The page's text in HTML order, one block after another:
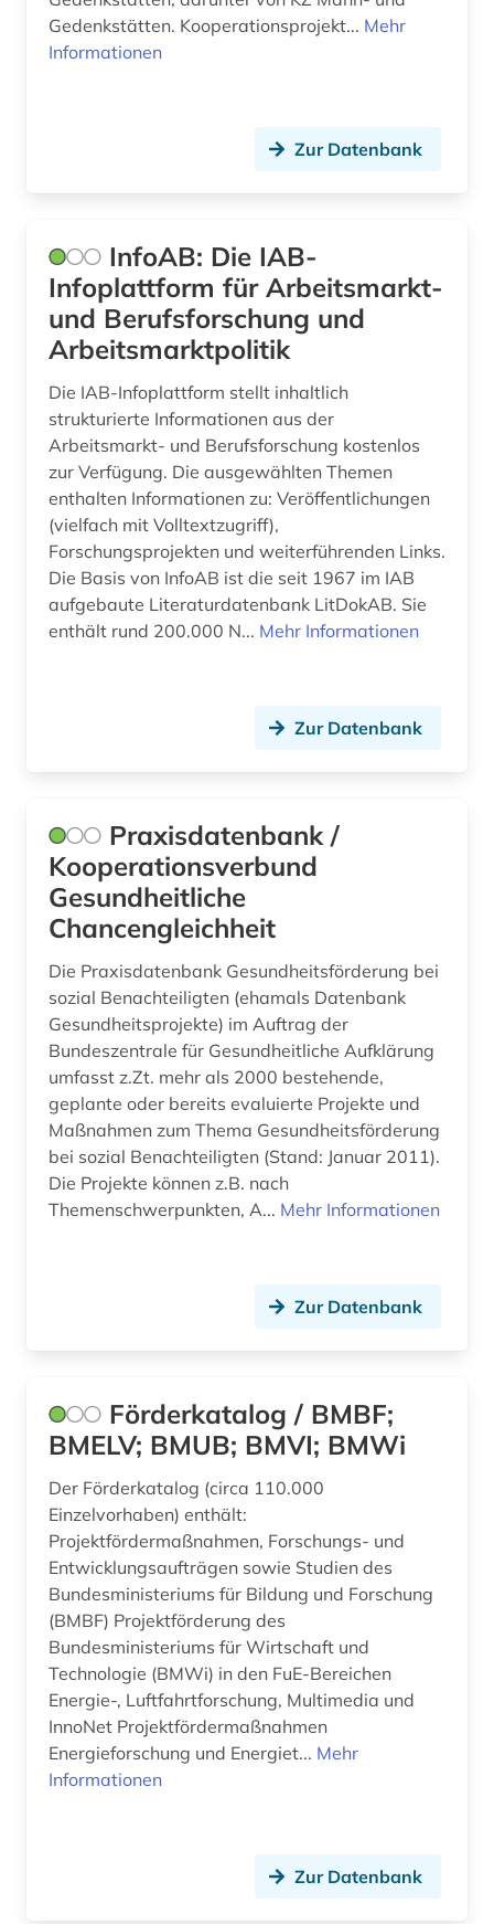
almanach (1)
alte sorte (1)
altenheim (1)
altenmedizin (1)
altenpflege (1)
alternativbewegung (2)
alternativmedizin (1)
altersmedizin (1)
altertum (1)
altes ägypten (1)
altlastensanierung (1)
altsächsisch (1)
aluminium (2)
amerikanistik (1)
amman (1)
amt (1)
amtliche bekanntmachung (1)
amtliche publikation (1)
amtsblatt (2)
anarchosyndikalismus (1)
anatomie (1)
and criticism (1)
angestellter (1)
anglistik (2)
anlagenbau (2)
anlagensicherheit (1)
anne frank (1)
annotierte sprachdatenbank (1)
Island (1)
Kanada (4)
Korea (1)
Kroatien (2)
Lettland (3)
Liechtenstein (3)
Litauen (4)
Luxemburg (7)
Malta (1)
Mecklenburg-Vorpommern (8)
Niedersachsen (10)
Nordamerika (2)
Nordrhein-Westfalen (11)
Norwegen (3)
Oesterreich (102)
Ostasien (2)
Osteuropa (10)
Ostmitteleuropa (3)
Palaestina (1)
Rumänien (5)
Saarland (4)
Sachsen (10)
Schleswig-Holstein (7)
Schweden (8)
Schweiz (72)
Serbien (4)
Gedenkstätten. Kooperationsprojekt... Mehr
Informationen
Zur Datenbank
InfoAB: Die IAB-
Infoplattform für Arbeitsmarkt-
und Berufsforschung und
Arbeitsmarktpolitik
Die IAB-Infoplattform stellt inhaltlich
strukturierte Informationen aus der
Arbeitsmarkt- und Berufsforschung kostenlos
zur Verfügung. Die ausgewählten Themen
enthalten Informationen zu: Veröffentlichungen
(vielfach mit Volltextzugriff),
Forschungsprojekten und weiterführenden Links.
Die Basis von InfoAB ist die seit 1967 im IAB
aufgebaute Literaturdatenbank LitDokAB. Sie
enthält rund 200.000 N... Mehr Informationen
Zur Datenbank
Praxisdatenbank /
Kooperationsverbund
Gesundheitliche
Chancengleichheit
Die Praxisdatenbank Gesundheitsförderung bei
sozial Benachteiligten (ehamals Datenbank
Gesundheitsprojekte) im Auftrag der
Bundeszentrale für Gesundheitliche Aufklärung
umfasst z.Zt. mehr als 2000 bestehende,
geplante oder bereits evaluierte Projekte und
Maßnahmen zum Thema Gesundheitsförderung
bei sozial Benachteiligten (Stand: Januar 2011).
Die Projekte können z.B. nach
Themenschwerpunkten, A... Mehr Informationen
Zur Datenbank
Förderkatalog / BMBF;
BMELV; BMUB; BMVI; BMWi
Der Förderkatalog (circa 110.000
Einzelvorhaben) enthält:
Projektfördermaßnahmen, Forschungs- und
Entwicklungsaufträgen sowie Studien des
Bundesministeriums für Bildung und Forschung
(BMBF) Projektförderung des
Bundesministeriums für Wirtschaft und
Technologie (BMWi) in den FuE-Bereichen
Energie-, Luftfahrtforschung, Multimedia und
InnoNet Projektfördermaßnahmen
Energieforschung und Energiet... Mehr
Informationen
Zur Datenbank